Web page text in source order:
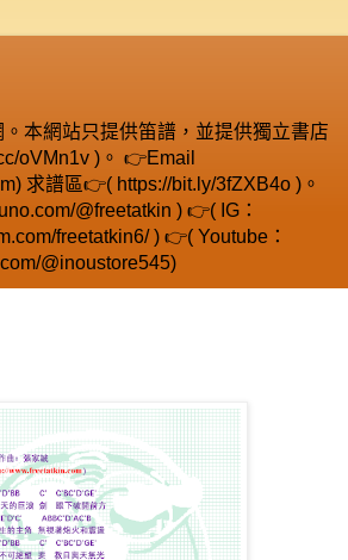
本網站只提供笛譜，並提供獨立書店
oVMn1v )。 👉Email
求譜區👉( https://bit.ly/3fZXB4o )。
@freetatkin ) 👉( IG：
freetatkin6/ ) 👉( Youtube：
@inoustore545)